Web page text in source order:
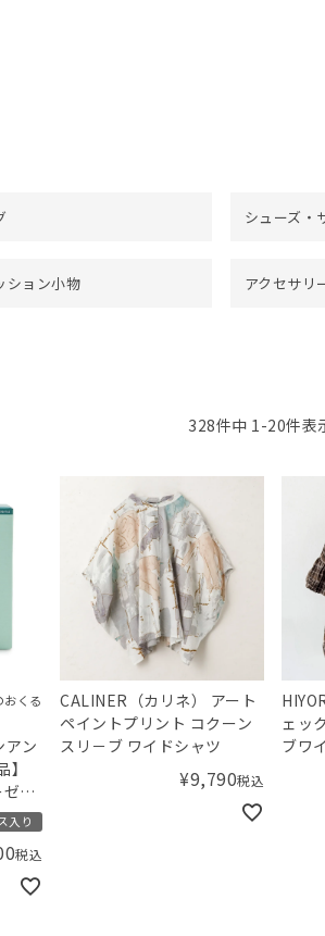
シューズ・
ション小物 アクセサリ
328件中 1-20件表
おくる
ン
ハ
イ
入り
税込
CALINER（カリネ） アート
ペイントプリント コクーン
スリ－ブ ワイドシャツ
¥9,790税込
ェッ
ブワ